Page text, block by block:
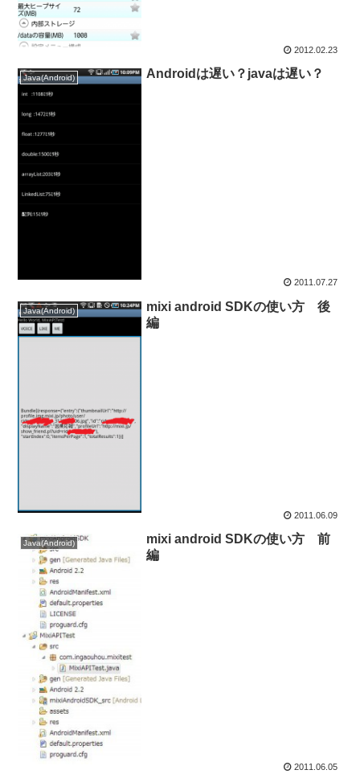
2012.02.23
Java(Android) Androidは遅い？javaは遅い？
2011.07.27
Java(Android)
mixi android SDKの使い方 後
編
2011.06.09
Java(Android)
mixi android SDKの使い方 前
編
2011.06.05